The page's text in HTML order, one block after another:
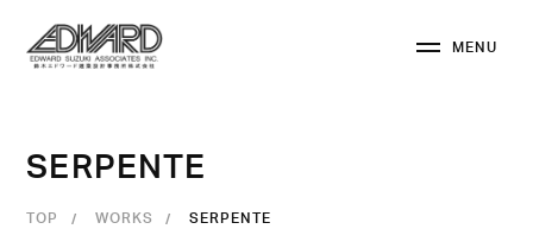
M E NU
S E R P E N T E
TOP WORKS SERPENTE